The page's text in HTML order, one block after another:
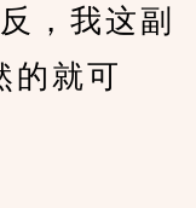
，我这副
的就可